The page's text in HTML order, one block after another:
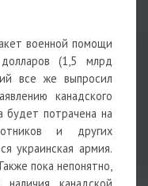
военной помощи
(1,5 млрд
все же выпросил
канадского
будет потрачена на
и других
украинская армия.
пока непонятно,